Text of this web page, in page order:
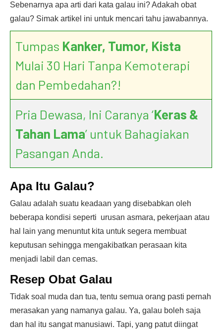
Sebenarnya apa arti dari kata galau ini? Adakah obat
galau? Simak artikel ini untuk mencari tahu jawabannya.
Tumpas Kanker, Tumor, Kista
Mulai 30 Hari Tanpa Kemoterapi
dan Pembedahan?!
Pria Dewasa, Ini Caranya ‘Keras &
Tahan Lama’ untuk Bahagiakan
Pasangan Anda.
Apa Itu Galau?
Galau adalah suatu keadaan yang disebabkan oleh
beberapa kondisi seperti urusan asmara, pekerjaan atau
hal lain yang menuntut kita untuk segera membuat
keputusan sehingga mengakibatkan perasaan kita
menjadi labil dan cemas.
Resep Obat Galau
Tidak soal muda dan tua, tentu semua orang pasti pernah
merasakan yang namanya galau. Ya, galau boleh saja
dan hal itu sangat manusiawi. Tapi, yang patut diingat